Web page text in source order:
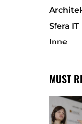
Sfera IT
Inne
MUST